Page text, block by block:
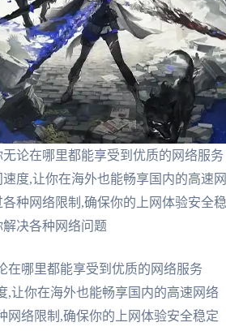
论在哪里都能享受到优质的网络服务
度,让你在海外也能畅享国内的高速
种网络限制,确保你的上网体验安全
决各种网络问题
在哪里都能享受到优质的网络服务
,让你在海外也能畅享国内的高速网络
网络限制,确保你的上网体验安全稳定